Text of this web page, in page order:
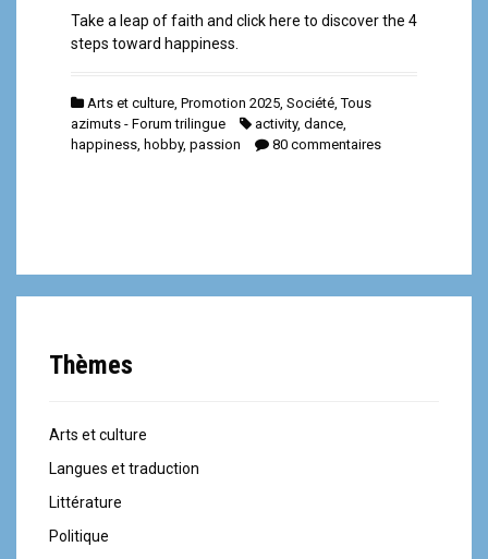
Take a leap of faith and click here to discover the 4
steps toward happiness.
Arts et culture, Promotion 2025, Société,Tous
azimuts - Forum trilingue
activity, dance,
happiness, hobby, passion 80 commentaires
Thèmes
Arts et culture
Langues et traduction
Littérature
Politique